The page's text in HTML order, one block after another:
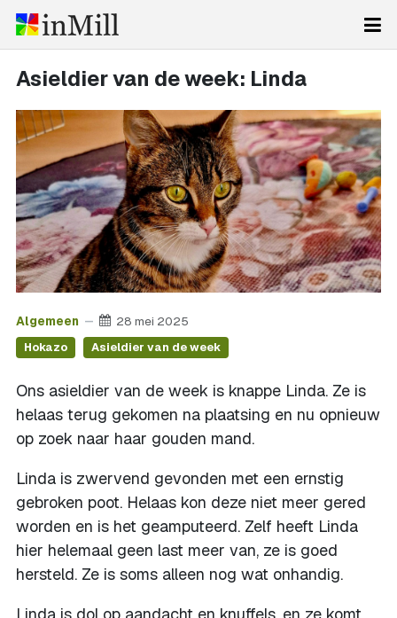
Asieldier van de week: Linda
Algemeen 28 mei 2025
Hokazo Asieldier van de week
Ons asieldier van de week is knappe Linda. Ze is
helaas terug gekomen na plaatsing en nu opnieuw
op zoek naar haar gouden mand.
Linda is zwervend gevonden met een ernstig
gebroken poot. Helaas kon deze niet meer gered
worden en is het geamputeerd. Zelf heeft Linda
hier helemaal geen last meer van, ze is goed
hersteld. Ze is soms alleen nog wat onhandig.